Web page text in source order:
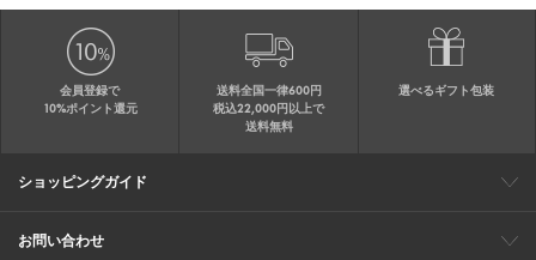
会員登録で
10%ポイント還元
送料全国一律600円
税込22,000円以上で
送料無料
選べるギフト包装
ショッピングガイド
会員特典
ご購入・配送について
返品について
ギフト包装
FAQ
サイトマップ
お問い合わせ